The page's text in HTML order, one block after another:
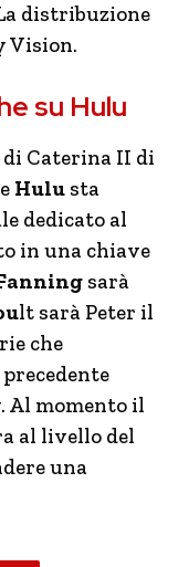
distribuzione
Vision.
su Hulu
di Caterina II di
Hulu sta
dedicato al
in una chiave
sarà
lt sarà Peter il
che
Al momento il
al livello del
una